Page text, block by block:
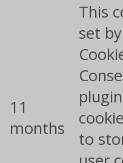
11
months
This
set
to